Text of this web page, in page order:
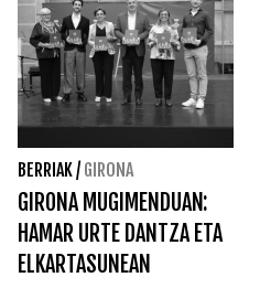
BERRIAK/ GIRONA
GIRONA MUGIMENDUAN:
HAMAR URTE DANTZA ETA
ELKARTASUNEAN